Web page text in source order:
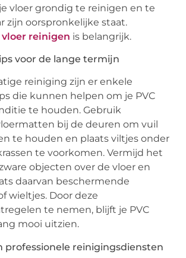
vloer grondig te reinigen en te
zijn oorspronkelijke staat.
reinigen is belangrijk.
voor de lange termijn
reiniging zijn er enkele
die kunnen helpen om je PVC
te houden. Gebruik
bij de deuren om vuil
te houden en plaats viltjes onder
te voorkomen. Vermijd het
objecten over de vloer en
daarvan beschermende
wieltjes. Door deze
te nemen, blijft je PVC
mooi uitzien.
professionele reinigingsdiensten